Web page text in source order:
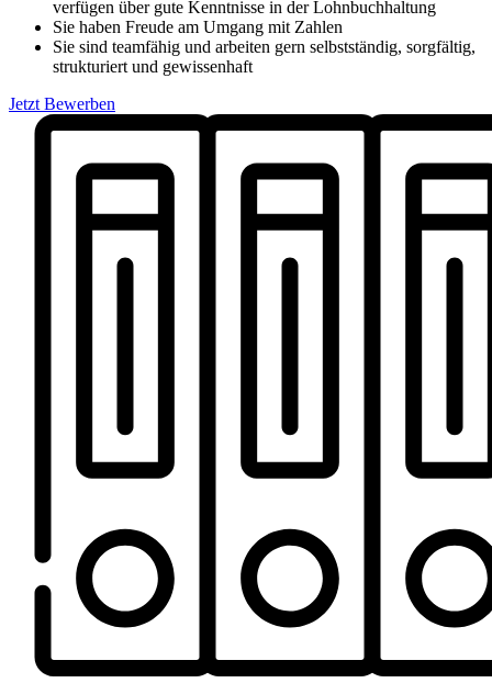
verfügen über gute Kenntnisse in der Lohnbuchhaltung
Sie haben Freude am Umgang mit Zahlen
Sie sind teamfähig und arbeiten gern selbstständig, sorgfältig,
strukturiert und gewissenhaft
Jetzt Bewerben